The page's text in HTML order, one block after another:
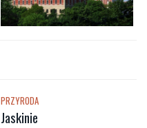
PRZYRODA
Jaskinie